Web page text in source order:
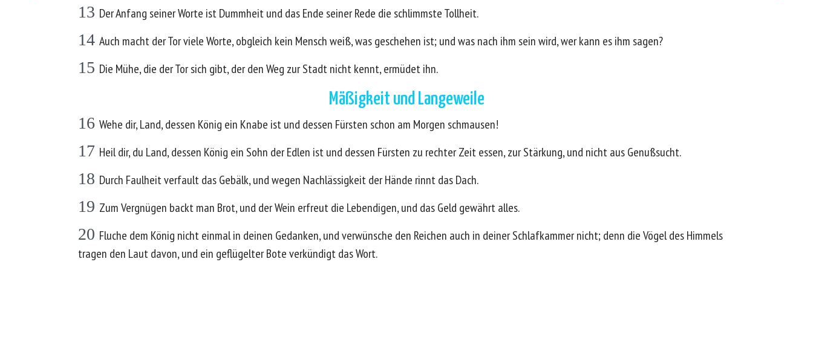
13 Der Anfang seiner Worte ist Dummheit und das Ende seiner Rede die schlimmste Tollheit.
14 Auch macht der Tor viele Worte, obgleich kein Mensch weiß, was geschehen ist; und was nach ihm sein wird, wer kann es ihm sagen?
15 Die Mühe, die der Tor sich gibt, der den Weg zur Stadt nicht kennt, ermüdet ihn.
Mäßigkeit und Langeweile
16 Wehe dir, Land, dessen König ein Knabe ist und dessen Fürsten schon am Morgen schmausen!
17 Heil dir, du Land, dessen König ein Sohn der Edlen ist und dessen Fürsten zu rechter Zeit essen, zur Stärkung, und nicht aus Genußsucht.
18 Durch Faulheit verfault das Gebälk, und wegen Nachlässigkeit der Hände rinnt das Dach.
19 Zum Vergnügen backt man Brot, und der Wein erfreut die Lebendigen, und das Geld gewährt alles.
20 Fluche dem König nicht einmal in deinen Gedanken, und verwünsche den Reichen auch in deiner Schlafkammer nicht; denn die Vögel des Himmels
tragen den Laut davon, und ein geflügelter Bote verkündigt das Wort.